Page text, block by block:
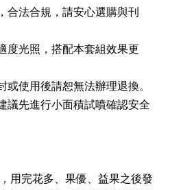
合法合規，請安心選購與刊
度光照，搭配本套組效果更
使用後請恕無法辦理退換。
議先進行小面積試噴確認安全
用完花多、果優、益果之後發